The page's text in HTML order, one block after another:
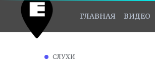
ГЛАВНАЯ ВИДЕО
СЛУХИ